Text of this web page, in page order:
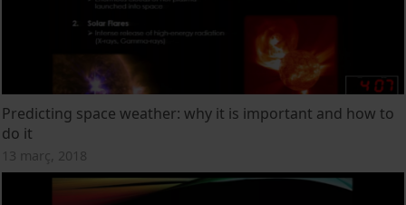
Predicting space weather: why it is important and how to
do it
13 març, 2018